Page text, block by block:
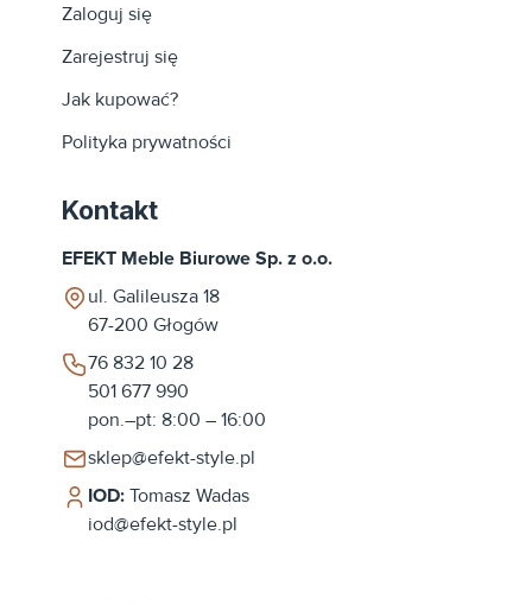
Zaloguj się
Zarejestruj się
Jak kupować?
Polityka prywatności
Kontakt
EFEKT Meble Biurowe Sp. z o.o.
ul. Galileusza 18
67-200 Głogów
76 832 10 28
501 677 990
pon.–pt: 8:00 – 16:00
sklep@efekt-style.pl
IOD: Tomasz Wadas
iod@efekt-style.pl